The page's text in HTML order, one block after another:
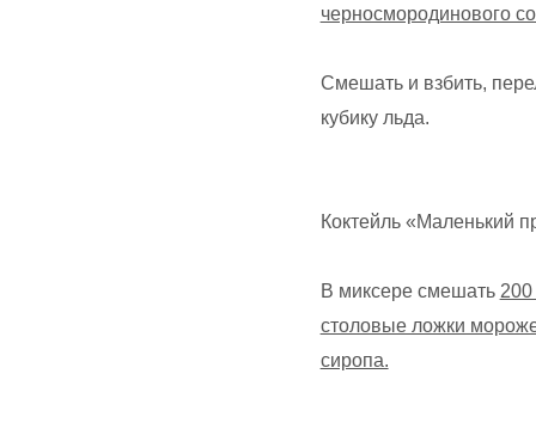
черносмородинового
Смешать и взбить,
кубику льда.
Коктейль «Маленький
В миксере смешать
столовые ложки
сиропа.